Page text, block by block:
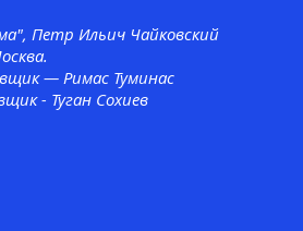
Петр Ильич Чайковский
— Римас Туминас
- Туган Сохиев